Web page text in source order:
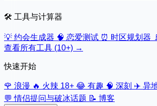
🛠️ 工具与计算器
💡 约会生成器 🧠 恋爱测试 ⏰ 时区规划器
查看所有工具 (10+) →
快速开始
🌹 浪漫 🔥 火辣 18+ 😂 有趣 🧠 深刻 ✈️ 异
💬 情侣提问与破冰话题 📝 博客